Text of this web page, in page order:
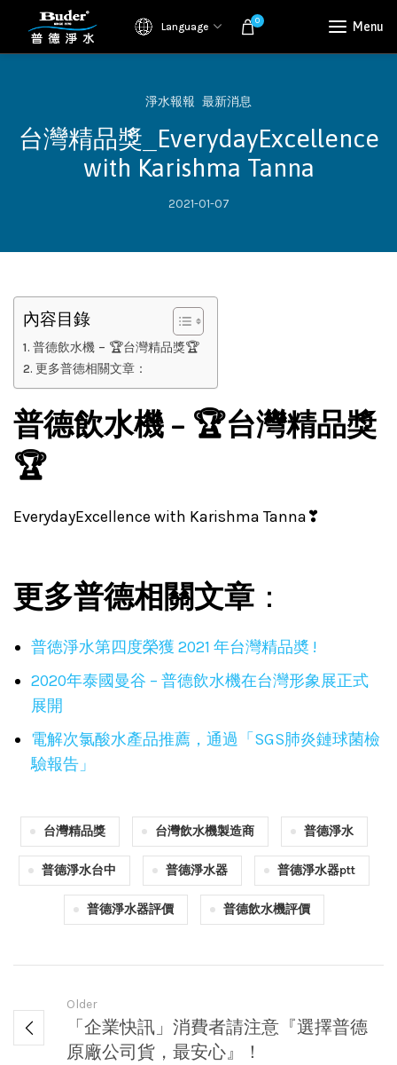
Language 0 Menu
淨水報報 最新消息
台灣精品獎_EverydayExcellence
with Karishma Tanna
2021-01-07
內容目錄
普德飲水機 – 🏆台灣精品獎🏆
更多普德相關文章：
普德飲水機 – 🏆台灣精品獎
🏆
EverydayExcellence with Karishma Tanna❣
更多普德相關文章 ：
普徳淨水第四度榮獲 2021 年台灣精品奬 !
2020年泰國曼谷 – 普德飲水機在台灣形象展正式
展開
電解次氯酸水產品推薦，通過「SGS肺炎鏈球菌檢
驗報告」
台灣精品獎 台灣飲水機製造商 普德淨水
普德淨水台中 普德淨水器 普德淨水器ptt
普德淨水器評價 普德飲水機評價
Older
「企業快訊」消費者請注意『選擇普德
原廠公司貨，最安心』！